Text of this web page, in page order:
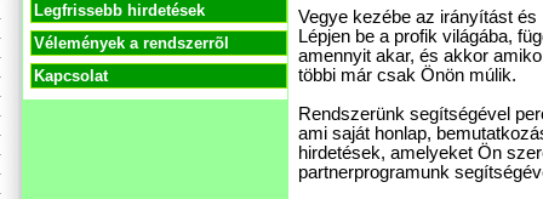
Legfrissebb hirdetések
Vélemények a rendszerrõl
Kapcsolat
Vegye kezébe az irányítást
Lépjen be a profik világába,
amennyit akar, és akkor
többi már csak Önön múlik.
Rendszerünk segítségével
ami saját honlap,
hirdetések, amelyeket Ön
partnerprogramunk